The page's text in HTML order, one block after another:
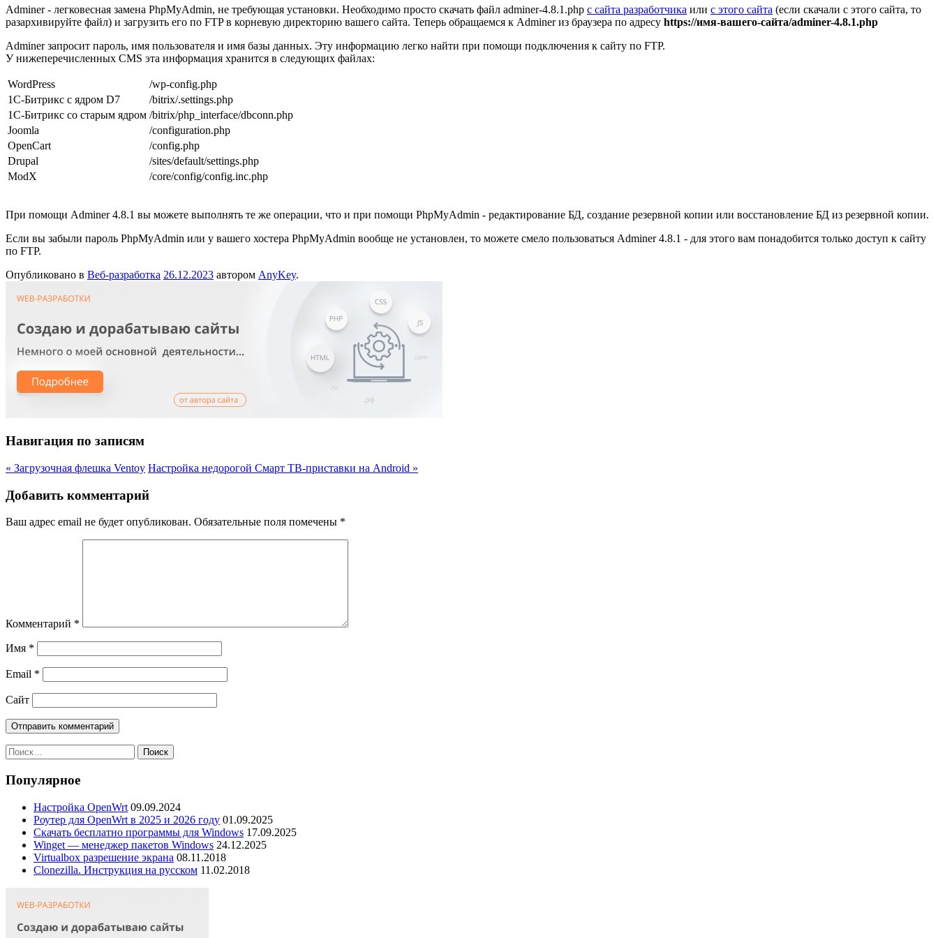
Adminer - легковесная замена PhpMyAdmin, не требующая установки. Необходимо просто скачать файл adminer-4.8.1.php с сайта разработчика или с этого сайта (если скачали с этого сайта, то
разархивируйте файл) и загрузить его по FTP в корневую директорию вашего сайта. Теперь обращаемся к Adminer из браузера по адресу https://имя-вашего-сайта/adminer-4.8.1.php
Adminer запросит пароль, имя пользователя и имя базы данных. Эту информацию легко найти при помощи подключения к сайту по FTP.
У нижеперечисленных CMS эта информация хранится в следующих файлах:
WordPress
/wp-config.php
1С-Битрикс с ядром D7
/bitrix/.settings.php
1С-Битрикс со старым ядром /bitrix/php_interface/dbconn.php
Joomla
/configuration.php
OpenCart
/config.php
Drupal
/sites/default/settings.php
ModX
/core/config/config.inc.php
При помощи Adminer 4.8.1 вы можете выполнять те же операции, что и при помощи PhpMyAdmin - редактирование БД, создание резервной копии или восстановление БД из резервной копии.
Если вы забыли пароль PhpMyAdmin или у вашего хостера PhpMyAdmin вообще не установлен, то можете смело пользоваться Adminer 4.8.1 - для этого вам понадобится только доступ к сайту
по FTP.
Опубликовано в Веб-разработка 26.12.2023 автором AnyKey.
Навигация по записям
« Загрузочная флешка Ventoy Настройка недорогой Смарт ТВ-приставки на Android »
Добавить комментарий
Ваш адрес email не будет опубликован. Обязательные поля помечены *
Комментарий *
Имя *
Email *
Сайт
Найти:
Популярное
Настройка OpenWrt 09.09.2024
Роутер для OpenWrt в 2025 и 2026 году 01.09.2025
Скачать бесплатно программы для Windows 17.09.2025
Winget — менеджер пакетов Windows 24.12.2025
Virtualbox разрешение экрана 08.11.2018
Clonezilla. Инструкция на русском 11.02.2018